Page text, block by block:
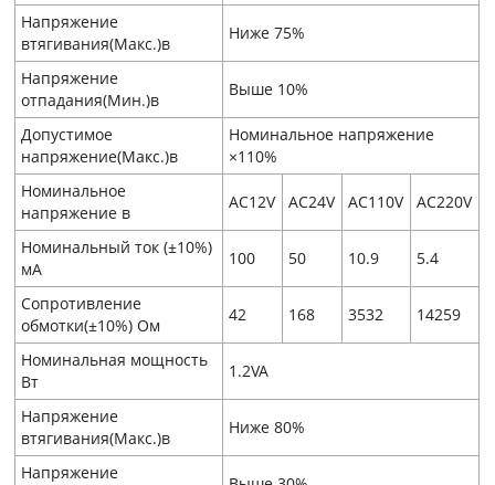
Напряжение
втягивания(Макс.)в
Ниже 75%
Напряжение
отпадания(Мин.)в
Выше 10%
Допустимое
напряжение(Макс.)в
Номинальное напряжение
×110%
Номинальное
напряжение в
AC12V AC24V AC110V AC220V
Номинальный ток (±10%)
мA
100 50 10.9 5.4
Сопротивление
обмотки(±10%) Ом
42 168 3532 14259
Номинальная мощность
Вт
1.2VA
Напряжение
втягивания(Макс.)в
Ниже 80%
Напряжение